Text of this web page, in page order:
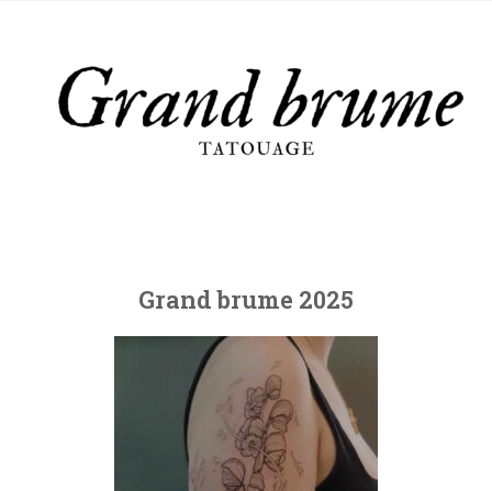
Grand brume 2025